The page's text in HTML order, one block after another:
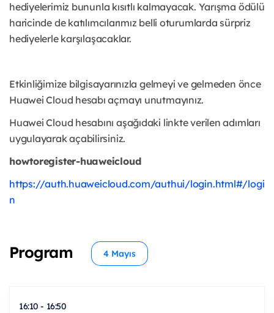
hediyelerimiz bununla kısıtlı kalmayacak. Yarışma ödülü
haricinde de katılımcılarımız belli oturumlarda sürpriz
hediyelerle karşılaşacaklar.
Etkinliğimize bilgisayarınızla gelmeyi ve gelmeden önce
Huawei Cloud hesabı açmayı unutmayınız.
Huawei Cloud hesabını aşağıdaki linkte verilen adımları
uygulayarak açabilirsiniz.
howtoregister-huaweicloud
https://auth.huaweicloud.com/authui/login.html#/logi
n
Program 4 Mayıs
16:10 - 16:50